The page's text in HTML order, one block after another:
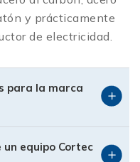
Cortec fabrica
real del taller
a las variaciones
de sus modelos
su traslado a
y prácticamente
de electricidad.
para la marca
equipo Cortec